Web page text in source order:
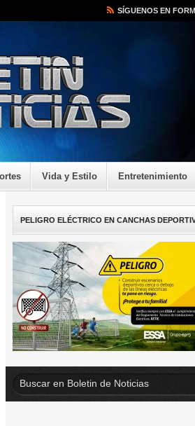
SÍGUENOS EN
Vida y Estilo Entretenimiento
PELIGRO ELÉCTRICO EN CANCHAS